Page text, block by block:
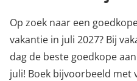
Op zoek naar een
vakantie in juli 2027? Bij
dag de beste goedkope
juli! Boek bijvoorbeeld met